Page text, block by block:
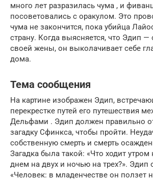
много лет разразилась чума , и
посоветовались с оракулом. Это
чума не закончится, пока убийца
страну. Когда выясняется, что Эдип
своей жены, он выколачивает себе
дома.
Тема сообщения
На картине изображен Эдип,
перекрестке путей его путешествия
Дельфами . Эдип должен правильно
загадку Сфинкса, чтобы пройти.
собственную смерть и смерть
Загадка была такой: «Что ходит утром
днем ​​на двух и ночью на трех?». Эдип
«Человек: в младенчестве он ползет